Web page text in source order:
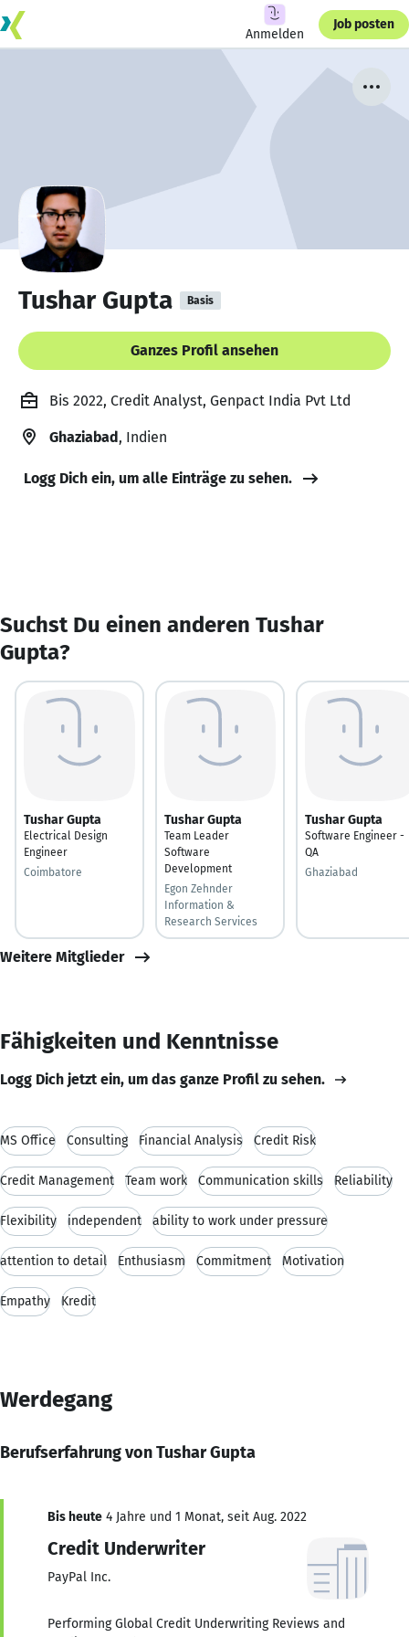
Anmelden
Job posten
Tushar Gupta Basis
Ganzes Profil ansehen
Bis 2022, Credit Analyst, Genpact India Pvt Ltd
Ghaziabad, Indien
Logg Dich ein, um alle Einträge zu sehen.
Suchst Du einen anderen Tushar
Gupta?
Tushar Gupta
Electrical Design
Engineer
Coimbatore
Tushar Gupta
Team Leader
Software
Development
Egon Zehnder
Information &
Research Services
Tushar Gupta
Software Engineer -
QA
Ghaziabad
Weitere Mitglieder
Fähigkeiten und Kenntnisse
Logg Dich jetzt ein, um das ganze Profil zu sehen.
MS Office Consulting Financial Analysis Credit Risk
Credit Management Team work Communication skills Reliability
Flexibility independent ability to work under pressure
attention to detail Enthusiasm Commitment Motivation
Empathy Kredit
Werdegang
Berufserfahrung von Tushar Gupta
Bis heute 4 Jahre und 1 Monat, seit Aug. 2022
Credit Underwriter
PayPal Inc.
Performing Global Credit Underwriting Reviews and